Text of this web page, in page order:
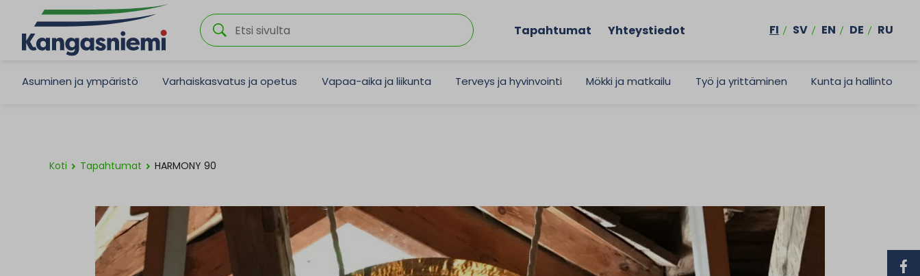
Tapahtumat Yhteystiedot FI SV EN DE RU
Asuminen ja ympäristö Varhaiskasvatus ja opetus Vapaa-aika ja liikunta Terveys ja hyvinvointi Mökki ja matkailu Työ ja yrittäminen Kunta ja hallinto
Koti Tapahtumat HARMONY 90